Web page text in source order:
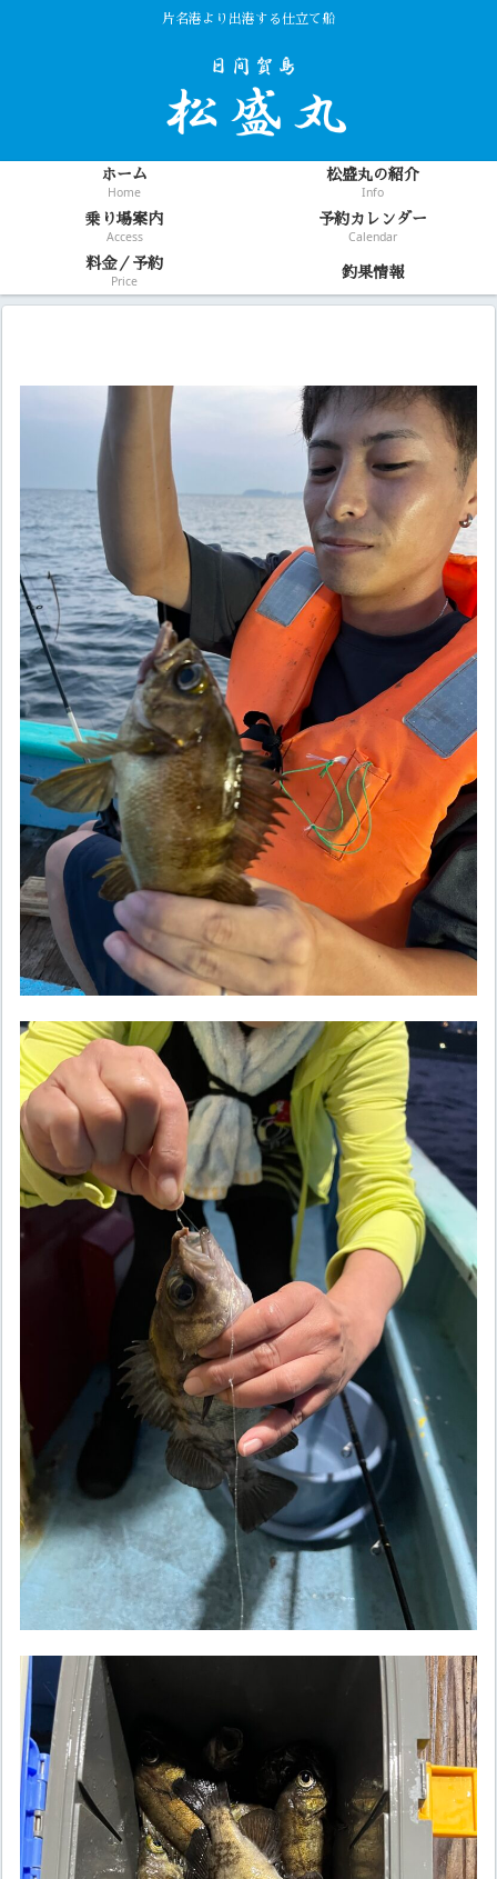
片名港より出港する仕立て船
ホーム
Home
松盛丸の紹介
Info
乗り場案内
Access
予約カレンダー
Calendar
料金／予約
Price
釣果情報